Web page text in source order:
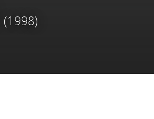
(1998)